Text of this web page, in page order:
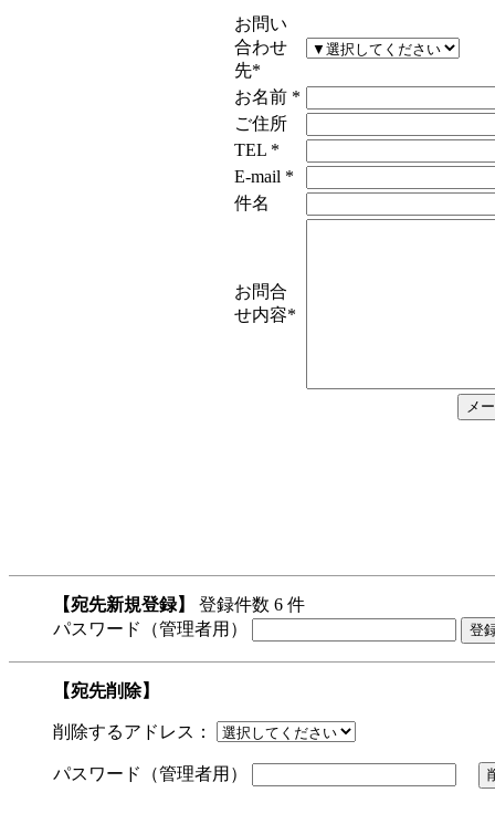
お問い
合わせ
先*
お名前 *
ご住所
TEL *
E-mail *
件名
お問合
せ内容*
【宛先新規登録】
登録件数 6 件
パスワード（管理者用）
【宛先削除】
削除するアドレス：
パスワード（管理者用）